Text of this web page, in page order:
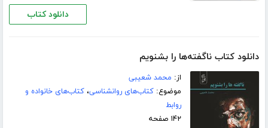
دانلود کتاب
دانلود کتاب ناگفته‌ها را بشنویم
از: محمد شعیبی
موضوع:کتاب‌های روانشناسی،کتاب‌های خانواده و
روابط
۱۴۲ صفحه